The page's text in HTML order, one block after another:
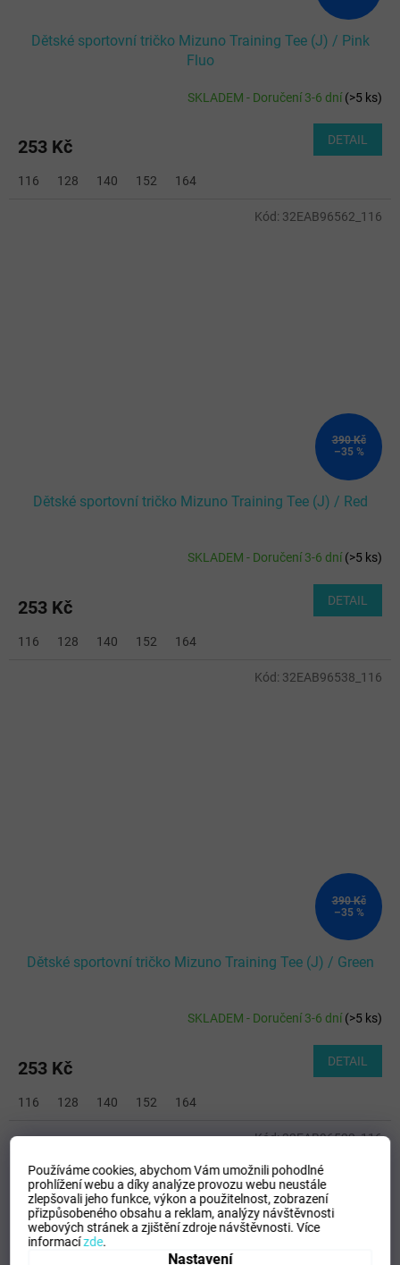
Používáme cookies, abychom Vám umožnili pohodlné
prohlížení webu a díky analýze provozu webu neustále
zlepšovali jeho funkce, výkon a použitelnost,zobrazení
přizpůsobeného obsahu a reklam, analýzy návštěvnosti
webových stránek a zjištění zdroje návštěvnosti.Více
informacízde.
Nastavení
Dětské sportovní tričko Mizuno Training Tee (J) / Pink
Fluo
SKLADEM - Doručení 3-6 dní(>5 ks)
253 Kč DETAIL
116 128 140 152 164
390 Kč
–35 %
Dětské sportovní tričko Mizuno Training Tee (J) / Red
SKLADEM - Doručení 3-6 dní(>5 ks)
253 Kč DETAIL
116 128 140 152 164
Kód: 32EAB96562_116
390 Kč
–35 %
Dětské sportovní tričko Mizuno Training Tee (J) / Green
SKLADEM - Doručení 3-6 dní(>5 ks)
253 Kč DETAIL
116 128 140 152 164
Kód: 32EAB96538_116
Kód:32EAB96522_116